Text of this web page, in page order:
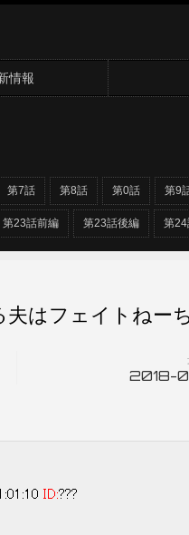
情報
第7話 第8話 第0話 第9
第23話前編 第23話後編 第24
2018-
夫はフェイトねー
ID:???